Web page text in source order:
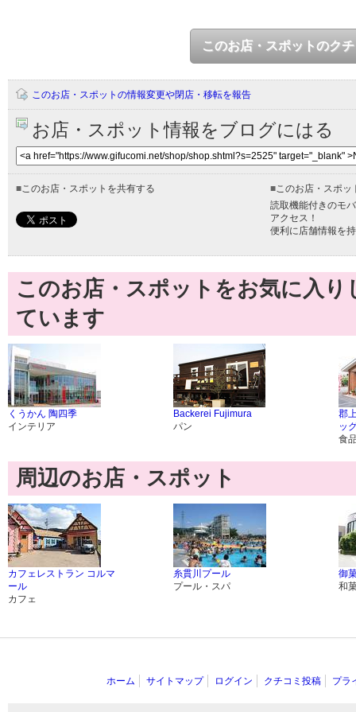
このお店・スポットのク
このお店・スポットの情報変更や閉店・移転を報告
お店・スポット情報をブログにはる
■このお店・スポットを共有する ■このお店・スポッ
読取機能付きのモ
アクセス！
便利に店舗情報を
このお店・スポットをお気に入
ています
くうかん 陶四季
インテリア
Backerei Fujimura
パン
郡
ッ
食
周辺のお店・スポット
カフェレストラン コルマ
ール
カフェ
糸貫川プール
プール・スパ
御
和
ホーム サイトマップ ログイン クチコミ投稿 プラ